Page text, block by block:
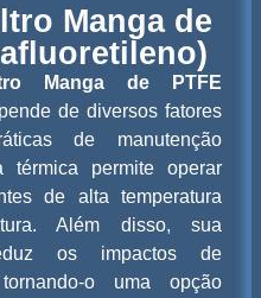
Manga de
Manga de PTFE
de diversos fatores
de manutenção
térmica permite operar
de alta temperatura
Além disso, sua
os impactos de
o uma opção